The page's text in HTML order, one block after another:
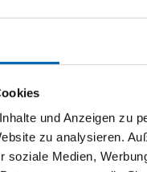
und Anzeigen zu
zu analysieren.
soziale Medien,
BMW 218